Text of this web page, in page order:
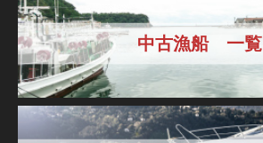
中古漁船 一覧